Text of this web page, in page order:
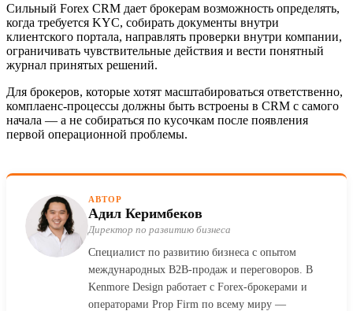
Сильный Forex CRM дает брокерам возможность определять,
когда требуется KYC, собирать документы внутри
клиентского портала, направлять проверки внутри компании,
ограничивать чувствительные действия и вести понятный
журнал принятых решений.
Для брокеров, которые хотят масштабироваться ответственно,
комплаенс-процессы должны быть встроены в CRM с самого
начала — а не собираться по кусочкам после появления
первой операционной проблемы.
АВТОР
Адил Керимбеков
Директор по развитию бизнеса
Специалист по развитию бизнеса с опытом
международных B2B-продаж и переговоров. В
Kenmore Design работает с Forex-брокерами и
операторами Prop Firm по всему миру —